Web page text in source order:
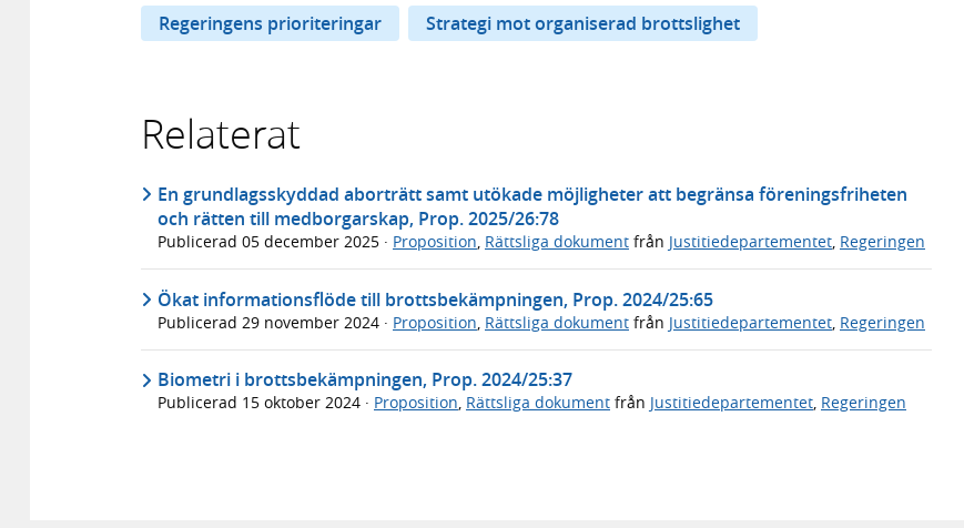
Regeringens prioriteringar
Strategi mot organiserad brottslighet
Relaterat
En grundlagsskyddad aborträtt samt utökade möjligheter att begränsa föreningsfriheten
och rätten till medborgarskap, Prop. 2025/26:78
Publicerad 05 december 2025 · Proposition, Rättsliga dokument från Justitiedepartementet, Regeringen
Ökat informationsflöde till brottsbekämpningen, Prop. 2024/25:65
Publicerad 29 november 2024 · Proposition Rättsliga dokument från Justitiedepartementet Regeringen
Biometri i brottsbekämpningen, Prop. 2024/25:37
Publicerad 15 oktober 2024 · Proposition, Rättsliga dokument från Justitiedepartementet, Regeringen